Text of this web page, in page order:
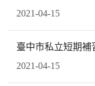
2021-04-15
臺中市私立短期
2021-04-15